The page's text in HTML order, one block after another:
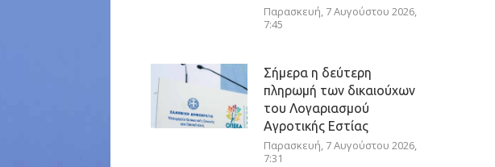
Παρασκευή, 7 Αυγούστου 2026,
7:45
Σήμερα η δεύτερη
πληρωμή των δικαιούχων
του Λογαριασμού
Αγροτικής Εστίας
Παρασκευή, 7 Αυγούστου 2026,
7:31